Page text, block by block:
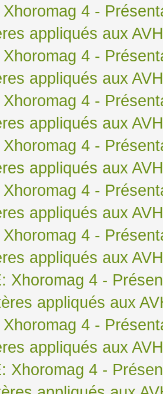
Xhoromag 4 -
appliqués aux AVH
Xhoromag 4 -
appliqués aux AVH
Xhoromag 4 -
appliqués aux AVH
Xhoromag 4 -
appliqués aux AVH
Xhoromag 4 -
appliqués aux AVH
Xhoromag 4 -
appliqués aux AVH
Xhoromag 4 -
appliqués aux
Xhoromag 4 -
appliqués aux AVH
Xhoromag 4 -